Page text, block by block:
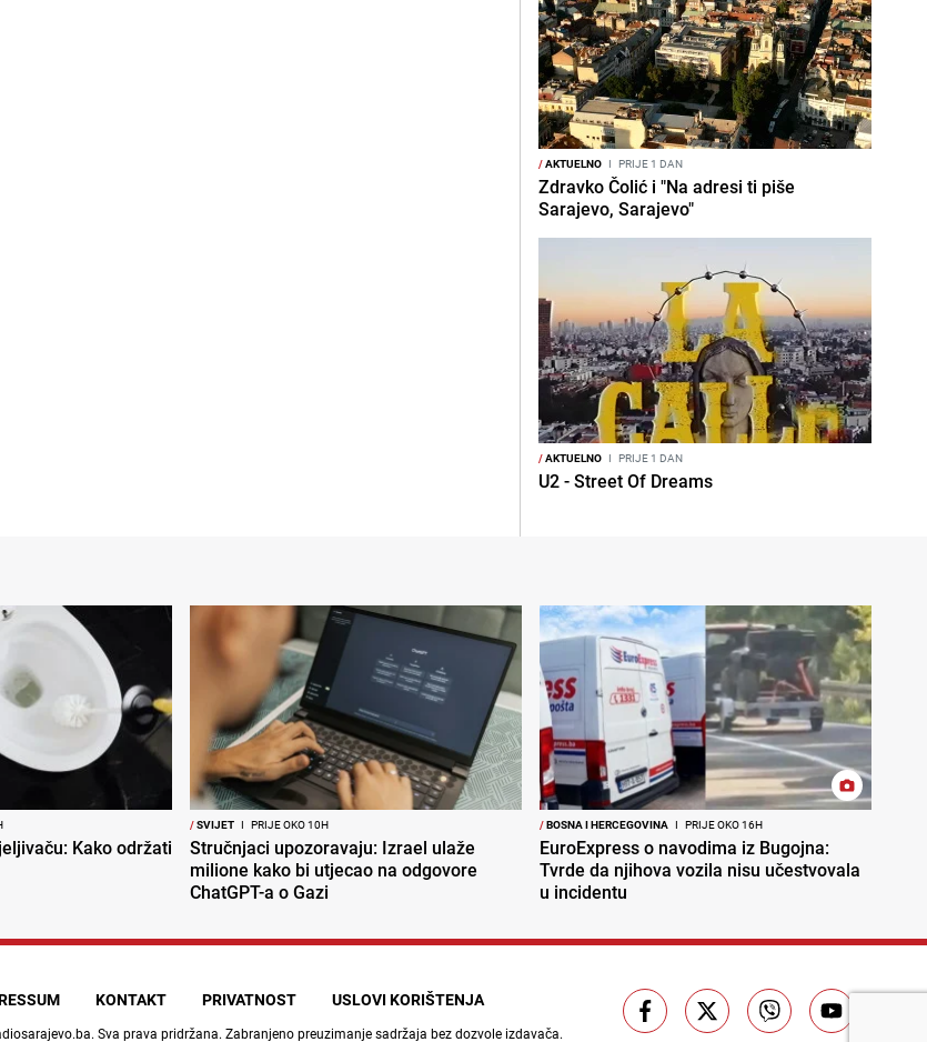
/AKTUELNO I PRIJE 1 DAN
Zdravko Čolić i "Na adresi ti piše
Sarajevo, Sarajevo"
/AKTUELNO I PRIJE 1 DAN
U2 - Street Of Dreams
Kako održati
/SVIJET I PRIJE OKO 10H
Stručnjaci upozoravaju: Izrael ulaže
milione kako bi utjecao na odgovore
ChatGPT-a o Gazi
/BOSNA I HERCEGOVINA I PRIJE OKO 16H
EuroExpress o navodima iz Bugojna:
Tvrde da njihova vozila nisu učestvovala
u incidentu
KONTAKT PRIVATNOST USLOVI KORIŠTENJA
. Sva prava pridržana. Zabranjeno preuzimanje sadržaja bez dozvole izdavača.